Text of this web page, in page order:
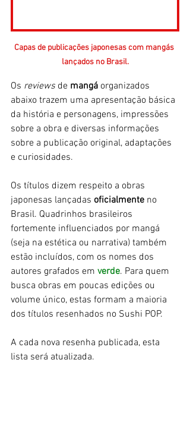
Capas de publicações japonesas com mangás
lançados no Brasil.
Os reviews de mangá organizados
abaixo trazem uma apresentação básica
da história e personagens, impressões
sobre a obra e diversas informações
sobre a publicação original, adaptações
e curiosidades.
Os títulos dizem respeito a obras
japonesas lançadas oficialmente no
Brasil. Quadrinhos brasileiros
fortemente influenciados por mangá
(seja na estética ou narrativa) também
estão incluídos, com os nomes dos
autores grafados em verde. Para quem
busca obras em poucas edições ou
volume único, estas formam a maioria
dos títulos resenhados no Sushi POP.
A cada nova resenha publicada, esta
lista será atualizada.